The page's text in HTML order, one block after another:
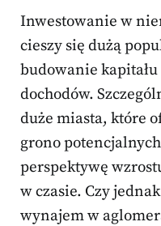
Inwestowanie w
cieszy się dużą
budowanie
dochodów.
duże miasta, które
grono
perspektywę
w czasie. Czy
wynajem w